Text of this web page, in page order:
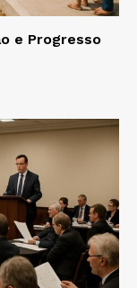
e Progresso